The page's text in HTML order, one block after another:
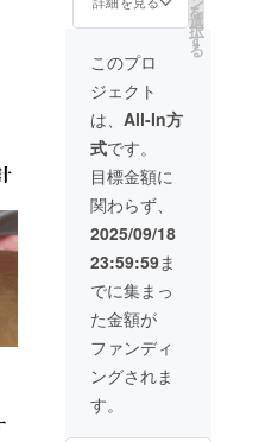
なお、万が
届いた場合
は、速やか
に代替品を
お送りいた
します。
●ご不在時の
について
商品お届け
時にご不在
だった場合
は、不在票
をご確認の
うえ、必ず
に工数
削減を
してお
り出荷
連絡は
致しま
せん。
メッ
セージ
をご覧
くださ
い。
（定価
4,200
円）× 3
・アル
ミケー
ス× 3 ・
爪切り
本体× 3
・爪や
すり× 3
【配送
時期】
※製造状
況によ
り出荷
時期が
遅れる
場合が
ござい
ます。
する為
を
選
択
す
る
このプロ
ジェクト
は、 All-In方
式です。
目標金額に
関わらず、
2025/09/18
23:59:59ま
でに集まっ
た金額が
ファンディ
ングされま
す。